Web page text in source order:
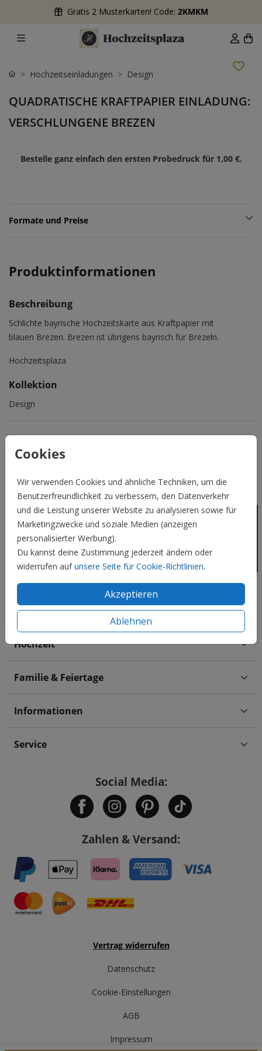
Gratis 2 Musterkarten! Code: 2KMKM
Cookies
Wir verwenden Cookies und ähnliche Techniken, um die
Benutzerfreundlichkeit zu verbessern, den Datenverkehr
und die Leistung unserer Website zu analysieren sowie für
Marketingzwecke und soziale Medien (anzeigen
personalisierter Werbung).
Du kannst deine Zustimmung jederzeit ändern oder
widerrufen aufunsere Seite für Cookie-Richtlinien.
Akzeptieren
Ablehnen
Hochzeitseinladungen Design
QUADRATISCHE KRAFTPAPIER EINLADUNG:
VERSCHLUNGENE BREZEN
Bestelle ganz einfach den ersten Probedruck für 1,00 €.
Formate und Preise
Produktinformationen
Beschreibung
Schlichte bayrische Hochzeitskarte aus Kraftpapier mit
blauen Brezen. Brezen ist übrigens bayrisch für Brezeln.
Hochzeitsplaza
Kollektion
Design
Hochzeit
Familie & Feiertage
Informationen
Service
Social Media:
Zahlen & Versand:
Vertrag widerrufen
Datenschutz
Cookie-Einstellungen
AGB
Impressum